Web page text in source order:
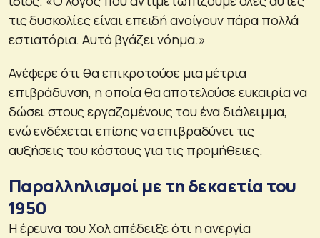
τις δυσκολίες είναι επειδή ανοίγουν πάρα πολλά
εστιατόρια. Αυτό βγάζει νόημα.»
Ανέφερε ότι θα επικροτούσε μια μέτρια
επιβράδυνση, η οποία θα αποτελούσε ευκαιρία να
δώσει στους εργαζομένους του ένα διάλειμμα,
ενώ ενδέχεται επίσης να επιβραδύνει τις
αυξήσεις του κόστους για τις προμήθειες.
Παραλληλισμοί με τη δεκαετία του
1950
Η έρευνα του Χολ απέδειξε ότι η ανεργία